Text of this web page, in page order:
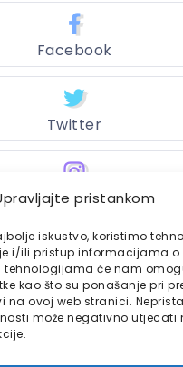
pristankom
iskustvo, koristimo
i/ili pristup informacijama o
tehnologijama će nam
kao što su ponašanje pri
na ovoj web stranici.
može negativno utjecati
Facebook
Twitter
Instagram
Bajtbox
Bajtbox